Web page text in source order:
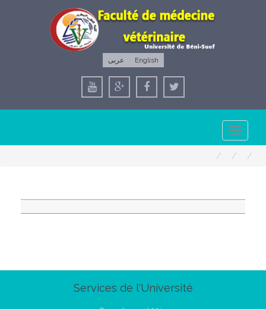
English عربى
Toggle
navigation
Services de l'Université